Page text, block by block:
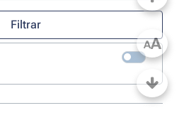
para abrir o calendário; Use as
Filtrar
AA